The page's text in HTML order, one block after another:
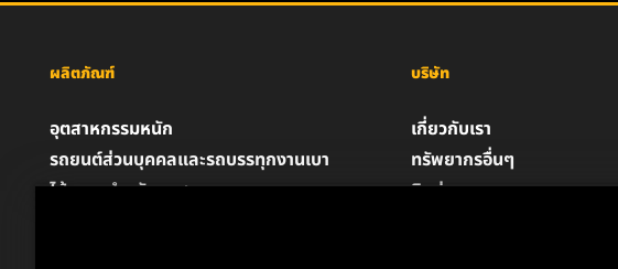
ผลิตภัณฑ์
อุตสาหกรรมหนัก
รถยนต์ส่วนบุคคลและรถบรรทุกงานเบา
ไส้กรองสำหรับอุตสาหกรรม
บริษัท
เกี่ยวกับเรา
ทรัพยากรอื่นๆ
ติดต่อเรา